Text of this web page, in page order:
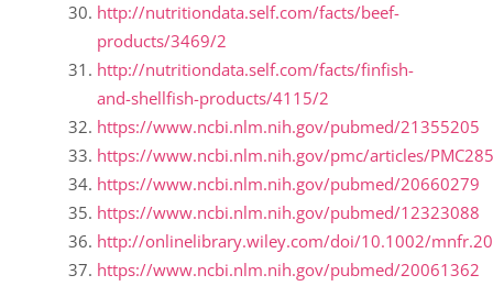
http://nutritiondata.self.com/facts/beef-
products/3469/2
http://nutritiondata.self.com/facts/finfish-
and-shellfish-products/4115/2
https://www.ncbi.nlm.nih.gov/pubmed/21355205
https://www.ncbi.nlm.nih.gov/pmc/articles/
https://www.ncbi.nlm.nih.gov/pubmed/20660279
https://www.ncbi.nlm.nih.gov/pubmed/12323088
http://onlinelibrary.wiley.com/doi/10.1002/
https://www.ncbi.nlm.nih.gov/pubmed/20061362